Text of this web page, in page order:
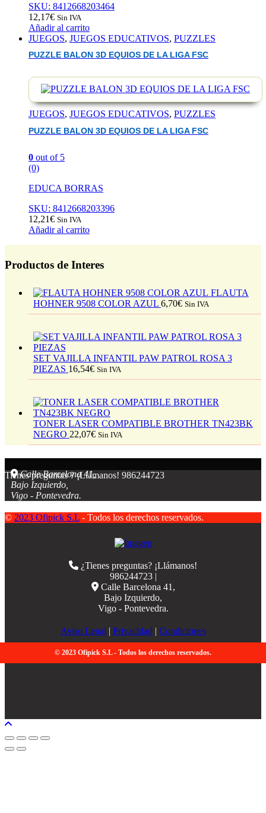
SKU: 8412668203464
12,17€ Sin IVA
Añadir al carrito
JUEGOS, JUEGOS EDUCATIVOS, PUZZLES
PUZZLE BALON 3D EQUIOS DE LA LIGA FSC
JUEGOS, JUEGOS EDUCATIVOS, PUZZLES
PUZZLE BALON 3D EQUIOS DE LA LIGA FSC
0 out of 5
(0)
EDUCA BORRAS
SKU: 8412668203396
12,21€ Sin IVA
Añadir al carrito
Productos de Interes
FLAUTA
HOHNER 9508 COLOR AZUL 6,70€ Sin IVA
SET VAJILLA INFANTIL PAW PATROL ROSA 3
PIEZAS 16,54€ Sin IVA
TONER LASER COMPATIBLE BROTHER TN423BK
NEGRO 22,07€ Sin IVA
Tienes preguntas ? ¡Llámanos! 986244723
Calle Barcelona 41,
Bajo Izquierdo,
Vigo - Pontevedra.
© 2023 Ofipick S.L - Todos los derechos reservados.
¿Tienes preguntas? ¡Llámanos!
986244723 |
Calle Barcelona 41,
Bajo Izquierdo,
Vigo - Pontevedra.
Aviso Legal | Privacidad | Condiciones
© 2023 Ofipick S.L - Todos los derechos reservados.